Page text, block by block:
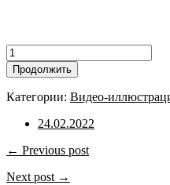
Количество
товара
Видео-
иллюстрация
текстом
чего
Родина?"
Продолжить
Категории: Видео-
24.02.2022
← Previous post
Next post →